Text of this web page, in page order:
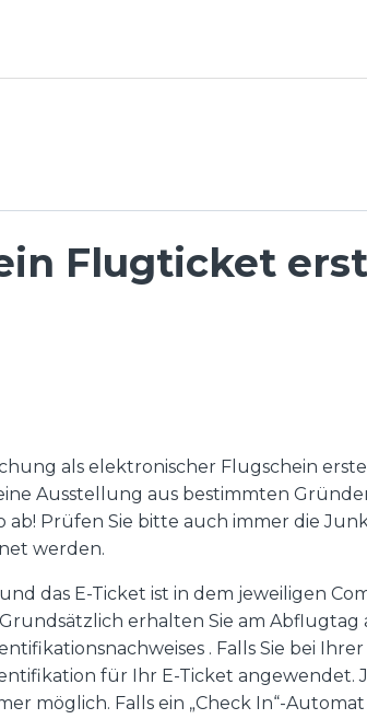
Flugticket
als elektronischer Flugschein
Ausstellung aus bestimmten
Prüfen Sie bitte auch immer die
werden.
das E-Ticket ist in dem jeweiligen
erhalten Sie am Abflugtag
. Falls Sie bei
für Ihr E-Ticket angewendet.
möglich. Falls ein „Check In“-